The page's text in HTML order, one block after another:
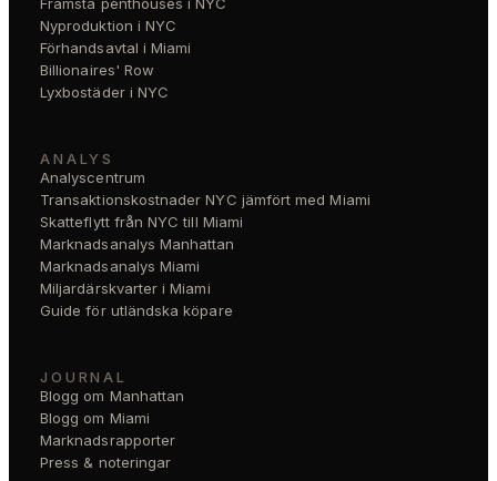
Nyproduktion i NYC
Förhandsavtal i Miami
Billionaires' Row
Lyxbostäder i NYC
ANALYS
Analyscentrum
Transaktionskostnader NYC jämfört med Miami
Skatteflytt från NYC till Miami
Marknadsanalys Manhattan
Marknadsanalys Miami
Miljardärskvarter i Miami
Guide för utländska köpare
JOURNAL
Blogg om Manhattan
Blogg om Miami
Marknadsrapporter
Press & noteringar